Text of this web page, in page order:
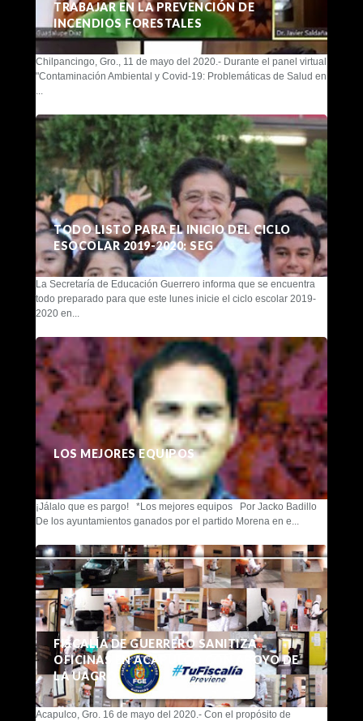
TRABAJAR EN LA PREVENCIÓN DE
INCENDIOS FORESTALES
Chilpancingo, Gro., 11 de mayo del 2020.- Durante el panel virtual
"Contaminación Ambiental y Covid-19: Problemáticas de Salud en
TODO LISTO PARA EL INICIO DEL CICLO
ESOCOLAR 2019-2020: SEG
La Secretaría de Educación Guerrero informa que se encuentra
todo preparado para que este lunes inicie el ciclo escolar 2019-
2020 en...
LOS MEJORES EQUIPOS
¡Jálalo que es pargo! *Los mejores equipos Por Jacko Badillo
De los ayuntamientos ganados por el partido Morena en e...
FISCALÍA DE GUERRERO SANITIZA
OFICINAS EN ACAPULCO CON APOYO DE
LA UAGRO
Acapulco, Gro. 16 de mayo del 2020.- Con el propósito de